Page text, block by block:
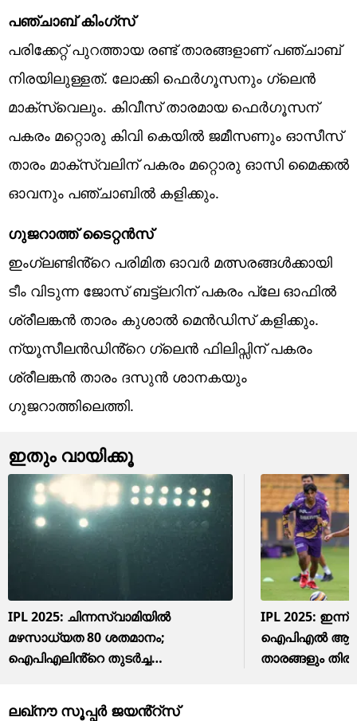
പഞ്ചാബ് കിംഗ്സ്
പരിക്കേറ്റ് പുറത്തായ രണ്ട് താരങ്ങളാണ് പഞ്ചാബ്
നിരയിലുള്ളത്. ലോക്കി ഫെർഗൂസനും ഗ്ലെൻ
മാക്സ്‌വെലും. കിവീസ് താരമായ ഫെർഗൂസന്
പകരം മറ്റൊരു കിവി കെയിൽ ജമീസണും ഓസീസ്
താരം മാക്സ്‌വലിന് പകരം മറ്റൊരു ഓസി മൈക്കൽ
ഓവനും പഞ്ചാബിൽ കളിക്കും.
ഗുജറാത്ത് ടൈറ്റൻസ്
ഇംഗ്ലണ്ടിൻ്റെ പരിമിത ഓവർ മത്സരങ്ങൾക്കായി
ടീം വിടുന്ന ജോസ് ബട്ട്ലറിന് പകരം പ്ലേ ഓഫിൽ
ശ്രീലങ്കൻ താരം കുശാൽ മെൻഡിസ് കളിക്കും.
ന്യൂസീലൻഡിൻ്റെ ഗ്ലെൻ ഫിലിപ്സിന് പകരം
ശ്രീലങ്കൻ താരം ദസുൻ ശാനകയും
ഗുജറാത്തിലെത്തി.
ഇതും വായിക്കൂ
IPL 2025: ചിന്നസ്വാമിയിൽ
മഴസാധ്യത 80 ശതമാനം;
ഐപിഎലിൻ്റെ തുടർച്ച
IPL 2025:
ഐപിഎല്‍
താരങ്ങളും
ലഖ്നൗ സൂപ്പർ ജയൻ്റ്സ്